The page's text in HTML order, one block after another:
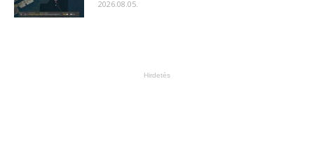
2026.08.05.
Hirdetés